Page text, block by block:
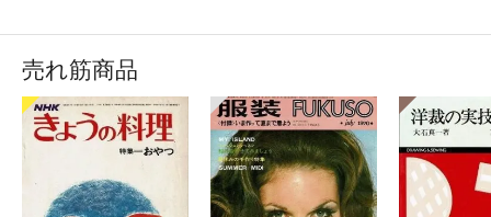
売れ筋商品